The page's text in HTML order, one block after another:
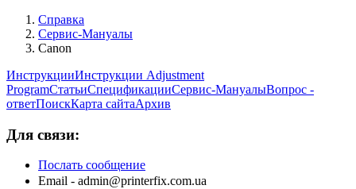
Справка
Сервис-Мануалы
Canon
ИнструкцииИнструкции Adjustment
ProgramСтатьиСпецификацииСервис-МануалыВопрос -
ответПоискКарта сайтаАрхив
Для связи:
Послать сообщение
Email - admin@printerfix.com.ua